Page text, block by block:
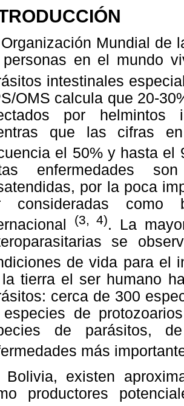
Mundial de
en el mundo
intestinales
OMS calcula que 20-
por helmintos
que las cifras
el 50% y hasta
enfermedades
por la poca
consideradas
(3, 4). La
se
de vida para el
tierra el ser humano
cerca de 300
de
de parásitos,
más
Bolivia, existen
productores